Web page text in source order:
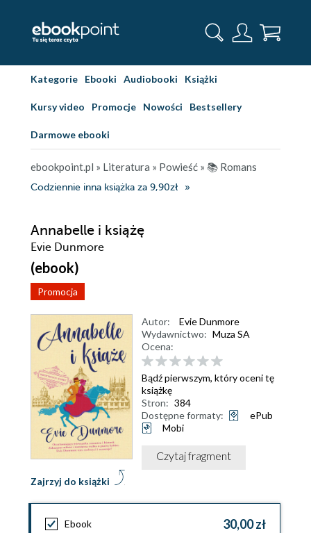
Kategorie Ebooki Audiobooki Książki
Kursy video Promocje Nowości Bestsellery
Darmowe ebooki
ebookpoint.pl » Literatura » Powieść » 📚 Romans
Codziennie inna książka za 9,90zł
Annabelle i książę
Evie Dunmore
(ebook)
Promocja
Zajrzyj do książki
Autor:
Evie Dunmore
Wydawnictwo: Muza SA
Ocena:
Bądź pierwszym, który oceni tę
książkę
Stron: 384
Dostępne formaty:
ePub
Mobi
Czytaj fragment
Ebook 30,00 zł